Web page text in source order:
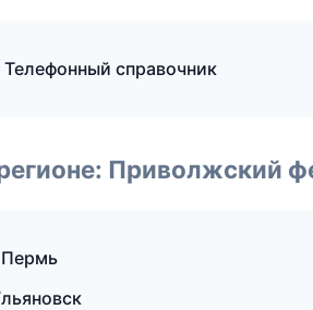
справочник
Приволжский